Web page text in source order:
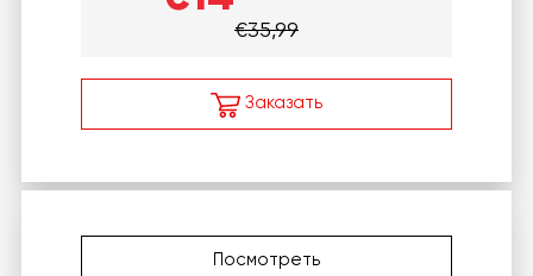
€35,99
Заказать
Посмотреть